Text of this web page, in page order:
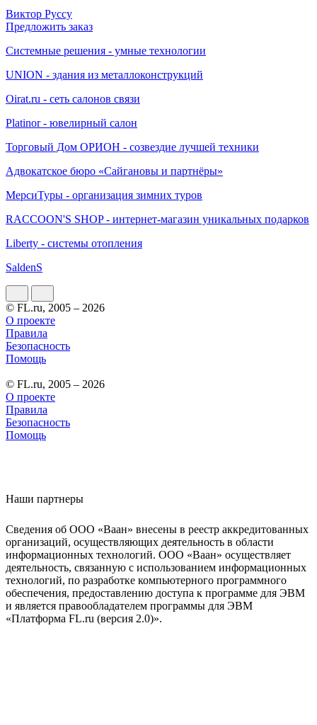
Виктор Руссу
Предложить заказ
Системные решения - умные технологии
UNION - здания из металлоконструкций
Oirat.ru - сеть салонов связи
Platinor - ювелирный салон
Торговый Дом ОРИОН - созвездие лучшей техники
Адвокатское бюро «Сайгановы и партнёры»
МерсиТуры - организация зимних туров
RACCOON'S SHOP - интернет-магазин уникальных подарков
Liberty - системы отопления
SaldenS
© FL.ru, 2005 – 2026
О проекте
Правила
Безопасность
Помощь
© FL.ru, 2005 – 2026
О проекте
Правила
Безопасность
Помощь
Наши партнеры
Сведения об ООО «Ваан» внесены в реестр аккредитованных
организаций, осуществляющих деятельность в области
информационных технологий. ООО «Ваан» осуществляет
деятельность, связанную с использованием информационных
технологий, по разработке компьютерного программного
обеспечения, предоставлению доступа к программе для ЭВМ
и является правообладателем программы для ЭВМ
«Платформа FL.ru (версия 2.0)».